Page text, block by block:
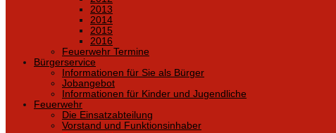
2013
2014
2015
2016
Feuerwehr Termine
Bürgerservice
Informationen für Sie als Bürger
Jobangebot
Informationen für Kinder und Jugendliche
Feuerwehr
Die Einsatzabteilung
Vorstand und Funktionsinhaber